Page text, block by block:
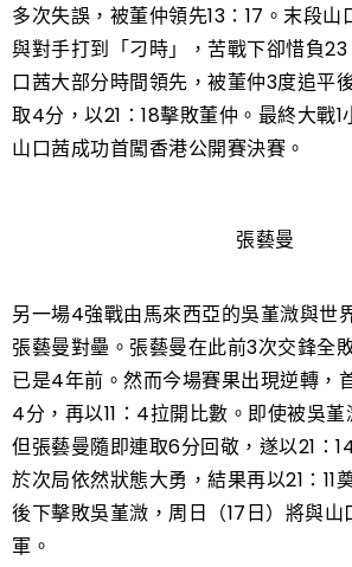
多次失誤，被董仲領先13：17。末段山
與對手打到「刁時」，苦戰下卻惜負
口茜大部分時間領先，被董仲3度追平
取4分，以21：18擊敗董仲。最終大戰1
山口茜成功首闖香港公開賽決賽。
張藝曼
另一場4強戰由馬來西亞的吳堇溦與世
張藝曼對壘。張藝曼在此前3次交鋒全
已是4年前。然而今場賽果出現逆轉，
4分，再以11：4拉開比數。即使被吳堇
但張藝曼隨即連取6分回敬，遂以21：
於次局依然狀態大勇，結果再以21：11
後下擊敗吳堇溦，周日（17日）將與山
軍。